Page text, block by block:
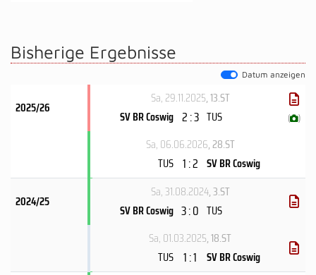
Bisherige Ergebnisse
Datum anzeigen
2025/26
Sa, 29.11.2025, 13.ST
SV BR Coswig 2 : 3 TUS ( )
Sa, 06.06.2026, 28.ST
TUS 1 : 2 SV BR Coswig
2024/25
Sa, 31.08.2024, 3.ST
SV BR Coswig 3 : 0 TUS
Sa, 01.03.2025, 18.ST
TUS 1 : 1 SV BR Coswig